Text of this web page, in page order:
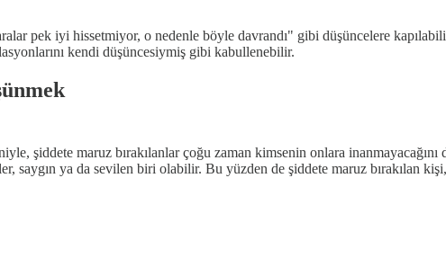
pek iyi hissetmiyor, o nedenle böyle davrandı" gibi düşüncelere
kendi düşüncesiymiş gibi kabullenebilir.
şiddete maruz bırakılanlar çoğu zaman kimsenin onlara
ya da sevilen biri olabilir. Bu yüzden de şiddete maruz bırakılan kişi,